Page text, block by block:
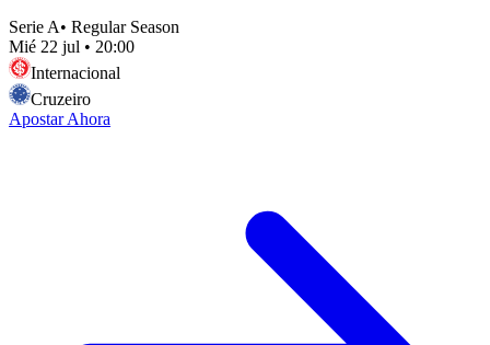
Serie A• Regular Season
Mié 22 jul • 20:00
Internacional
Cruzeiro
Apostar Ahora